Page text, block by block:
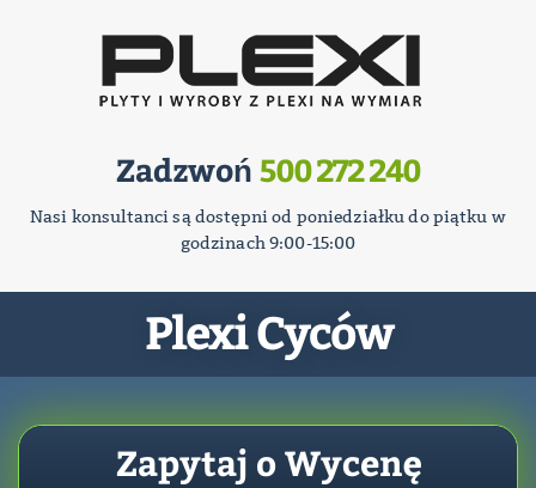
Zadzwoń 500 272 240
Nasi konsultanci są dostępni od poniedziałku do piątku w
godzinach 9:00-15:00
Plexi Cyców
Zapytaj o Wycenę